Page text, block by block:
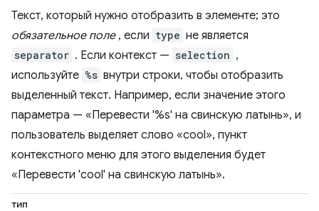
Текст, который нужно отобразить в элементе; это
обязательное поле, если type не является
separator . Если контекст — selection ,
используйте %s внутри строки, чтобы отобразить
выделенный текст. Например, если значение этого
параметра — «Перевести '%s' на свинскую латынь», и
пользователь выделяет слово «cool», пункт
контекстного меню для этого выделения будет
«Перевести 'cool' на свинскую латынь».
тип